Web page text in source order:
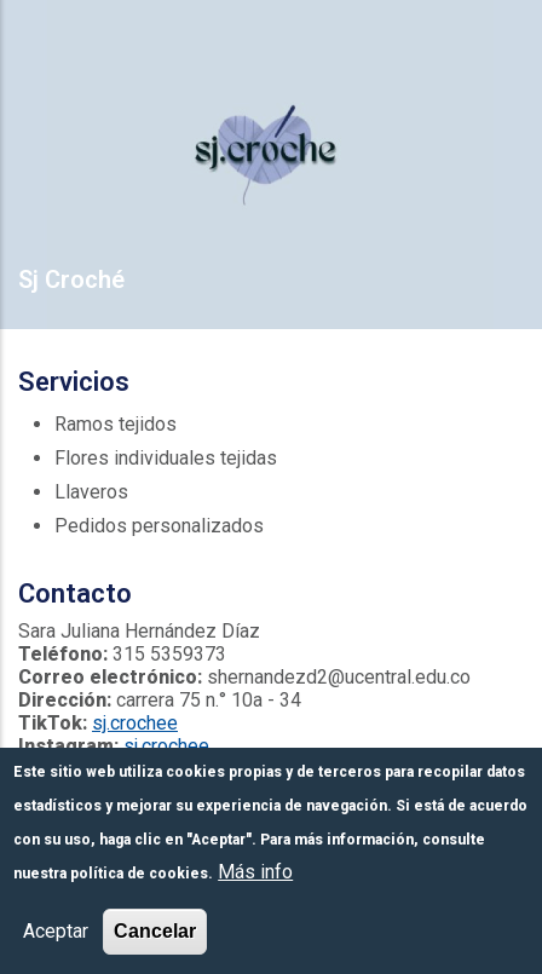
Sj Croché
Servicios
Ramos tejidos
Flores individuales tejidas
Llaveros
Pedidos personalizados
Contacto
Sara Juliana Hernández Díaz
Teléfono: 315 5359373
Correo electrónico: shernandezd2@ucentral.edu.co
Dirección: carrera 75 n.° 10a - 34
TikTok: sj.crochee
Instagram:sj.crochee
Formulario de
inscripción
Este sitio web utiliza cookies propias y de terceros para recopilar datos
estadísticos y mejorar su experiencia de navegación. Si está de acuerdo
con su uso, haga clic en "Aceptar". Para más información, consulte
nuestra política de cookies. Más info
Aceptar Cancelar